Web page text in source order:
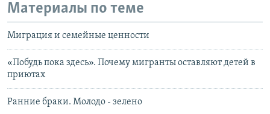
Материалы по теме
Миграция и семейные ценности
«Побудь пока здесь». Почему мигранты оставляют детей в
приютах
Ранние браки. Молодо - зелено